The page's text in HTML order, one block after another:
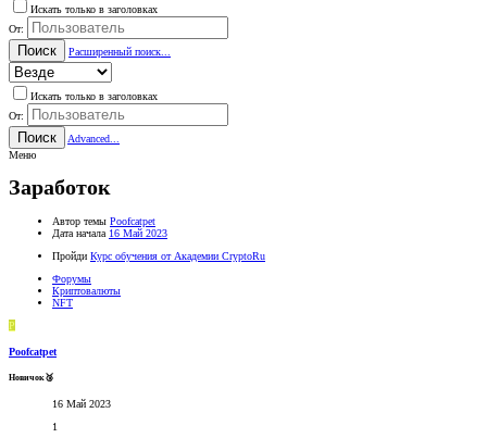
Искать только в заголовках
От:
Поиск Расширенный поиск...
Искать только в заголовках
От:
Поиск
Advanced...
Меню
Заработок
Автор темы Poofcatpet
Дата начала 16 Май 2023
Пройди Курс обучения от Академии CryptoRu
Форумы
Криптовалюты
NFT
P
Poofcatpet
Новичок🥉
16 Май 2023
1